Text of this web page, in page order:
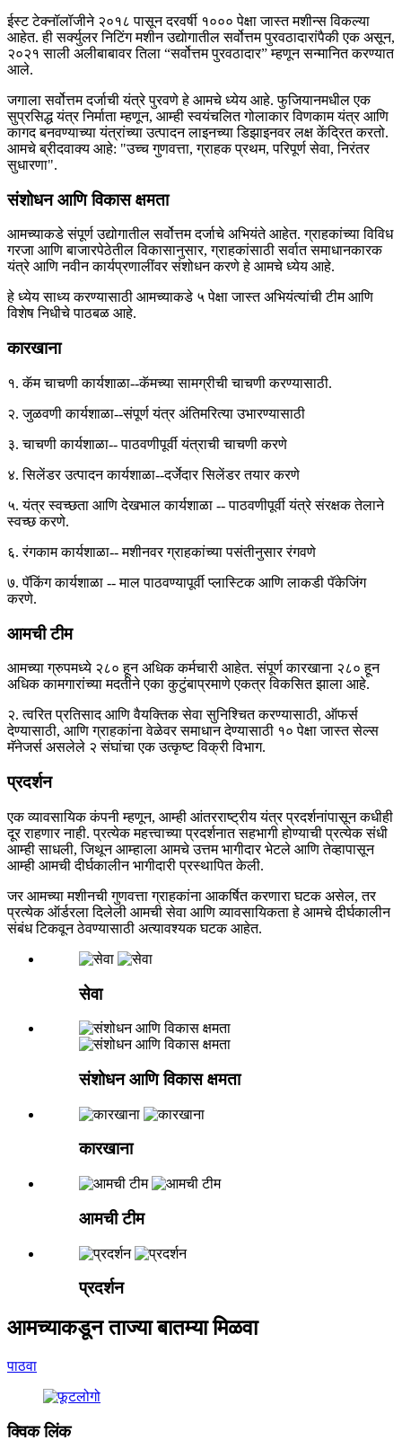
ईस्ट टेक्नॉलॉजीने २०१८ पासून दरवर्षी १००० पेक्षा जास्त मशीन्स विकल्या
आहेत. ही सर्क्युलर निटिंग मशीन उद्योगातील सर्वोत्तम पुरवठादारांपैकी एक असून,
२०२१ साली अलीबाबावर तिला “सर्वोत्तम पुरवठादार” म्हणून सन्मानित करण्यात
आले.
जगाला सर्वोत्तम दर्जाची यंत्रे पुरवणे हे आमचे ध्येय आहे. फुजियानमधील एक
सुप्रसिद्ध यंत्र निर्माता म्हणून, आम्ही स्वयंचलित गोलाकार विणकाम यंत्र आणि
कागद बनवण्याच्या यंत्रांच्या उत्पादन लाइनच्या डिझाइनवर लक्ष केंद्रित करतो.
आमचे ब्रीदवाक्य आहे: "उच्च गुणवत्ता, ग्राहक प्रथम, परिपूर्ण सेवा, निरंतर
सुधारणा".
संशोधन आणि विकास क्षमता
आमच्याकडे संपूर्ण उद्योगातील सर्वोत्तम दर्जाचे अभियंते आहेत. ग्राहकांच्या विविध
गरजा आणि बाजारपेठेतील विकासानुसार, ग्राहकांसाठी सर्वात समाधानकारक
यंत्रे आणि नवीन कार्यप्रणालींवर संशोधन करणे हे आमचे ध्येय आहे.
हे ध्येय साध्य करण्यासाठी आमच्याकडे ५ पेक्षा जास्त अभियंत्यांची टीम आणि
विशेष निधीचे पाठबळ आहे.
कारखाना
१. कॅम चाचणी कार्यशाळा--कॅमच्या सामग्रीची चाचणी करण्यासाठी.
२. जुळवणी कार्यशाळा--संपूर्ण यंत्र अंतिमरित्या उभारण्यासाठी
३. चाचणी कार्यशाळा-- पाठवणीपूर्वी यंत्राची चाचणी करणे
४. सिलेंडर उत्पादन कार्यशाळा--दर्जेदार सिलेंडर तयार करणे
५. यंत्र स्वच्छता आणि देखभाल कार्यशाळा -- पाठवणीपूर्वी यंत्रे संरक्षक तेलाने
स्वच्छ करणे.
६. रंगकाम कार्यशाळा-- मशीनवर ग्राहकांच्या पसंतीनुसार रंगवणे
७. पॅकिंग कार्यशाळा -- माल पाठवण्यापूर्वी प्लास्टिक आणि लाकडी पॅकेजिंग
करणे.
आमची टीम
आमच्या ग्रुपमध्ये २८० हून अधिक कर्मचारी आहेत. संपूर्ण कारखाना २८० हून
अधिक कामगारांच्या मदतीने एका कुटुंबाप्रमाणे एकत्र विकसित झाला आहे.
२. त्वरित प्रतिसाद आणि वैयक्तिक सेवा सुनिश्चित करण्यासाठी, ऑफर्स
देण्यासाठी, आणि ग्राहकांना वेळेवर समाधान देण्यासाठी १० पेक्षा जास्त सेल्स
मॅनेजर्स असलेले २ संघांचा एक उत्कृष्ट विक्री विभाग.
प्रदर्शन
एक व्यावसायिक कंपनी म्हणून, आम्ही आंतरराष्ट्रीय यंत्र प्रदर्शनांपासून कधीही
दूर राहणार नाही. प्रत्येक महत्त्वाच्या प्रदर्शनात सहभागी होण्याची प्रत्येक संधी
आम्ही साधली, जिथून आम्हाला आमचे उत्तम भागीदार भेटले आणि तेव्हापासून
आम्ही आमची दीर्घकालीन भागीदारी प्रस्थापित केली.
जर आमच्या मशीनची गुणवत्ता ग्राहकांना आकर्षित करणारा घटक असेल, तर
प्रत्येक ऑर्डरला दिलेली आमची सेवा आणि व्यावसायिकता हे आमचे दीर्घकालीन
संबंध टिकवून ठेवण्यासाठी अत्यावश्यक घटक आहेत.
सेवा
संशोधन आणि विकास क्षमता
कारखाना
आमची टीम
प्रदर्शन
आमच्याकडून ताज्या बातम्या मिळवा
पाठवा
क्विक लिंक